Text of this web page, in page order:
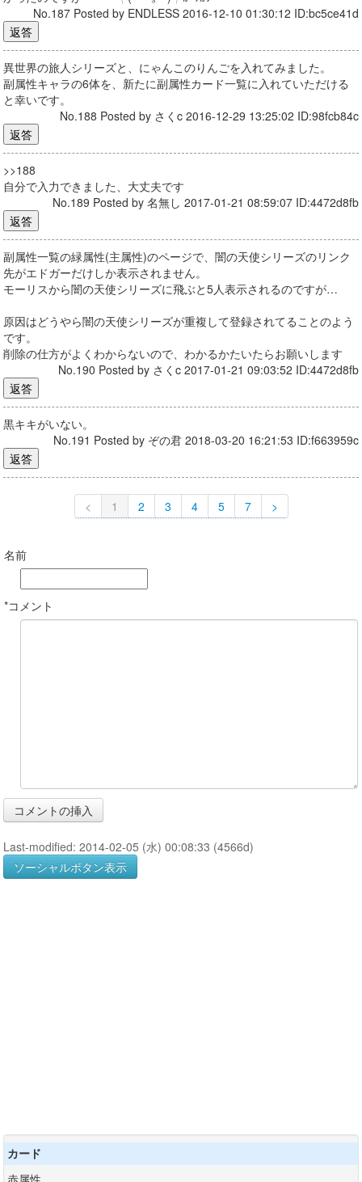
No.187 Posted by ENDLESS 2016-12-10 01:30:12 ID:bc5ce41d
異世界の旅人シリーズと、にゃんこのりんごを入れてみました。
副属性キャラの6体を、新たに副属性カード一覧に入れていただける
と幸いです。
No.188 Posted by さくc 2016-12-29 13:25:02 ID:98fcb84c
>>188
自分で入力できました、大丈夫です
No.189 Posted by 名無し 2017-01-21 08:59:07 ID:4472d8fb
副属性一覧の緑属性(主属性)のページで、闇の天使シリーズのリンク
先がエドガーだけしか表示されません。
モーリスから闇の天使シリーズに飛ぶと5人表示されるのですが…
原因はどうやら闇の天使シリーズが重複して登録されてることのよう
です。
削除の仕方がよくわからないので、わかるかたいたらお願いします
No.190 Posted by さくc 2017-01-21 09:03:52 ID:4472d8fb
黒キキがいない。
No.191 Posted by ぞの君 2018-03-20 16:21:53 ID:f663959c
< 1 2 3 4 5 7 >
名前
*コメント
Last-modified: 2014-02-05 (水) 00:08:33 (4566d)
ソーシャルボタン表示
カード